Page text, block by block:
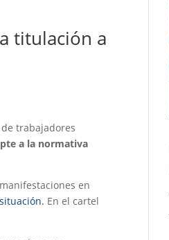
titulación a
trabajadores
a la normativa
en
En el cartel